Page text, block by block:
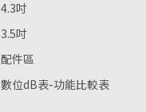
4.3吋
3.5吋
配件區
數位dB表-功能比較表